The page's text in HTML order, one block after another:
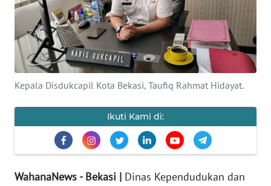
Kepala Disdukcapil Kota Bekasi, Taufiq Rahmat Hidayat.
Ikuti Kami di:
WahanaNews - Bekasi | Dinas Kependudukan dan
INDEKS
BERITA
KONTAK
KAMI
KAMI